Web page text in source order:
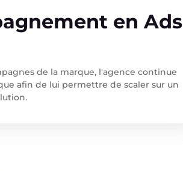
en Ads
de la marque, l'agence continue
afin de lui permettre de scaler sur un